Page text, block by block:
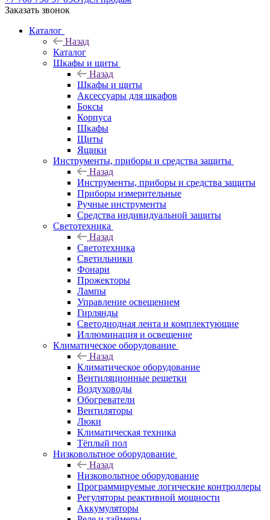
Заказать звонок
Каталог
Назад
Каталог
Шкафы и щиты
Назад
Шкафы и щиты
Аксессуары для шкафов
Боксы
Корпуса
Шкафы
Щиты
Ящики
Инструменты, приборы и средства защиты
Назад
Инструменты, приборы и средства защиты
Приборы измерительные
Ручные инструменты
Средства индивидуальной защиты
Светотехника
Назад
Светотехника
Светильники
Фонари
Прожекторы
Лампы
Управление освещением
Гирлянды
Светодиодная лента и комплектующие
Иллюминация и освещение
Климатическое оборудование
Назад
Климатическое оборудование
Вентиляционные решетки
Воздуховоды
Обогреватели
Вентиляторы
Люки
Климатическая техника
Тёплый пол
Низковольтное оборудование
Назад
Низковольтное оборудование
Программируемые логические контроллеры
Регуляторы реактивной мощности
Аккумуляторы